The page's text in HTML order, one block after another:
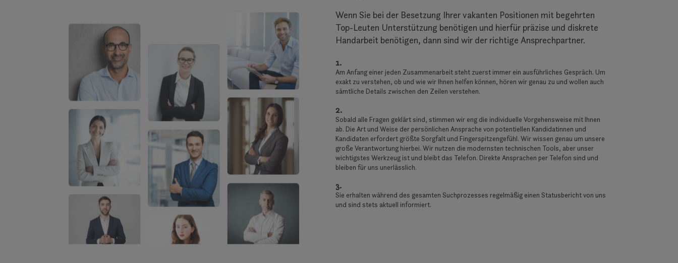
Wenn Sie bei der Besetzung Ihrer vakanten Positionen mit begehrten
Top-Leuten Unterstützung benötigen und hierfür präzise und diskrete
Handarbeit benötigen, dann sind wir der richtige Ansprechpartner.
1.
Am Anfang einer jeden Zusammenarbeit steht zuerst immer ein ausführliches Gespräch. Um
exakt zu verstehen, ob und wie wir Ihnen helfen können, hören wir genau zu und wollen auch
sämtliche Details zwischen den Zeilen verstehen.
2.
Sobald alle Fragen geklärt sind, stimmen wir eng die individuelle Vorgehensweise mit Ihnen
ab. Die Art und Weise der persönlichen Ansprache von potentiellen Kandidatinnen und
Kandidaten erfordert größte Sorgfalt und Fingerspitzengefühl. Wir wissen genau um unsere
große Verantwortung hierbei. Wir nutzen die modernsten technischen Tools, aber unser
wichtigstes Werkzeug ist und bleibt das Telefon. Direkte Ansprachen per Telefon sind und
bleiben für uns unerlässlich.
3.
Sie erhalten während des gesamten Suchprozesses regelmäßig einen Statusbericht von uns
und sind stets aktuell informiert.